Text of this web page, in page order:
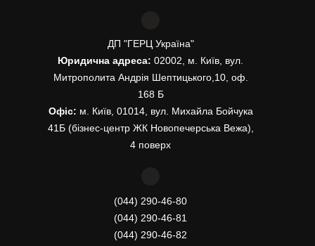
ДП "ГЕРЦ Україна"
Юридична адреса: 02002, м. Київ, вул.
Митрополита Андрія Шептицького,10, оф.
168 Б
Офіс: м. Київ, 01014, вул. Михайла Бойчука
41Б (бізнес-центр ЖК Новопечерська Вежа),
4 поверх
(044) 290-46-80
(044) 290-46-81
(044) 290-46-82